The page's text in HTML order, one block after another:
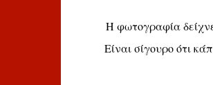
Η φωτογραφία
Είναι σίγουρο ότι